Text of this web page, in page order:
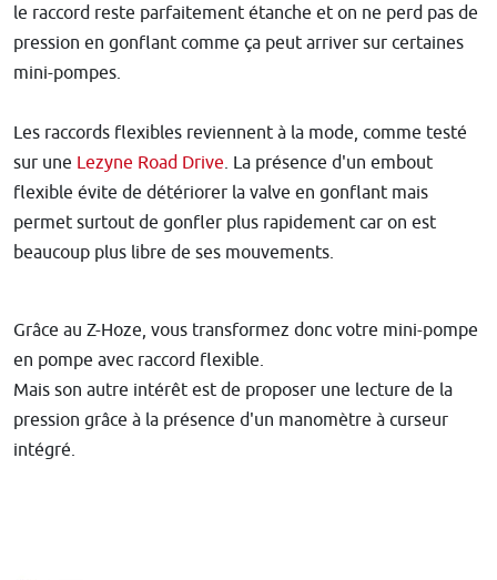
le raccord reste parfaitement étanche et on ne perd pas de
pression en gonflant comme ça peut arriver sur certaines
mini-pompes.
Les raccords flexibles reviennent à la mode, comme testé
sur une Lezyne Road Drive. La présence d'un embout
flexible évite de détériorer la valve en gonflant mais
permet surtout de gonfler plus rapidement car on est
beaucoup plus libre de ses mouvements.
Grâce au Z-Hoze, vous transformez donc votre mini-pompe
en pompe avec raccord flexible.
Mais son autre intérêt est de proposer une lecture de la
pression grâce à la présence d'un manomètre à curseur
intégré.